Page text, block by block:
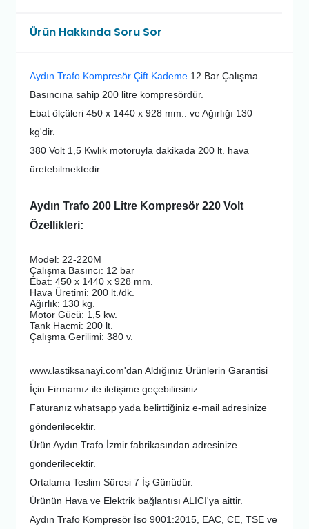
Ürün Hakkında Soru Sor
Aydın Trafo Kompresör Çift Kademe 12 Bar Çalışma
Basıncına sahip 200 litre kompresördür.
Ebat ölçüleri 450 x 1440 x 928 mm.. ve Ağırlığı 130
kg'dir.
380 Volt 1,5 Kwlık motoruyla dakikada 200 lt. hava
üretebilmektedir.
Aydın Trafo 200 Litre Kompresör 220 Volt
Özellikleri:
Model: 22-220M
Çalışma Basıncı: 12 bar
Ebat: 450 x 1440 x 928 mm.
Hava Üretimi: 200 lt./dk.
Ağırlık: 130 kg.
Motor Gücü: 1,5 kw.
Tank Hacmi: 200 lt.
Çalışma Gerilimi: 380 v.
www.lastiksanayi.com'dan Aldığınız Ürünlerin Garantisi
İçin Firmamız ile iletişime geçebilirsiniz.
Faturanız whatsapp yada belirttiğiniz e-mail adresinize
gönderilecektir.
Ürün Aydın Trafo İzmir fabrikasından adresinize
gönderilecektir.
Ortalama Teslim Süresi 7 İş Günüdür.
Ürünün Hava ve Elektrik bağlantısı ALICI'ya aittir.
Aydın Trafo Kompresör İso 9001:2015, EAC, CE, TSE ve